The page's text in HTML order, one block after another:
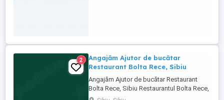
2
Angajăm Ajutor de bucătar
Restaurant Bolta Rece, Sibiu
Angajăm Ajutor de bucătar Restaurant
Bolta Rece, Sibiu Restaurantul Bolta Rece,
un nou proiect gastronomic în curs de